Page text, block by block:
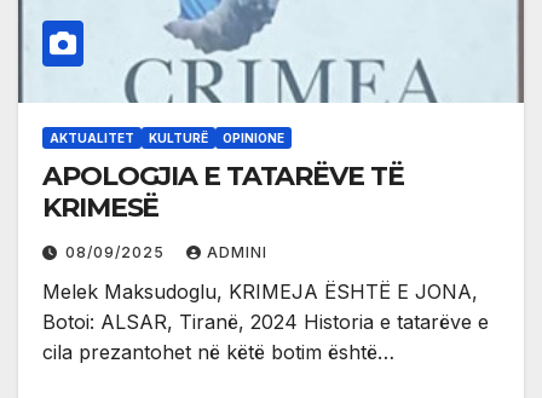
AKTUALITET KULTURË OPINIONE
APOLOGJIA E TATARËVE TË
KRIMESË
08/09/2025 ADMINI
Melek Maksudoglu, KRIMEJA ËSHTË E JONA,
Botoi: ALSAR, Tiranë, 2024 Historia e tatarëve e
cila prezantohet në këtë botim është…